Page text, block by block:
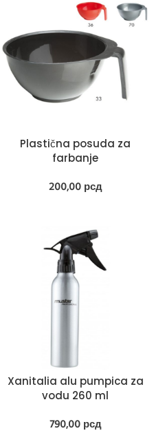
Plastična posuda za
farbanje
200,00 рсд
Xanitalia alu pumpica za
vodu 260 ml
790,00 рсд